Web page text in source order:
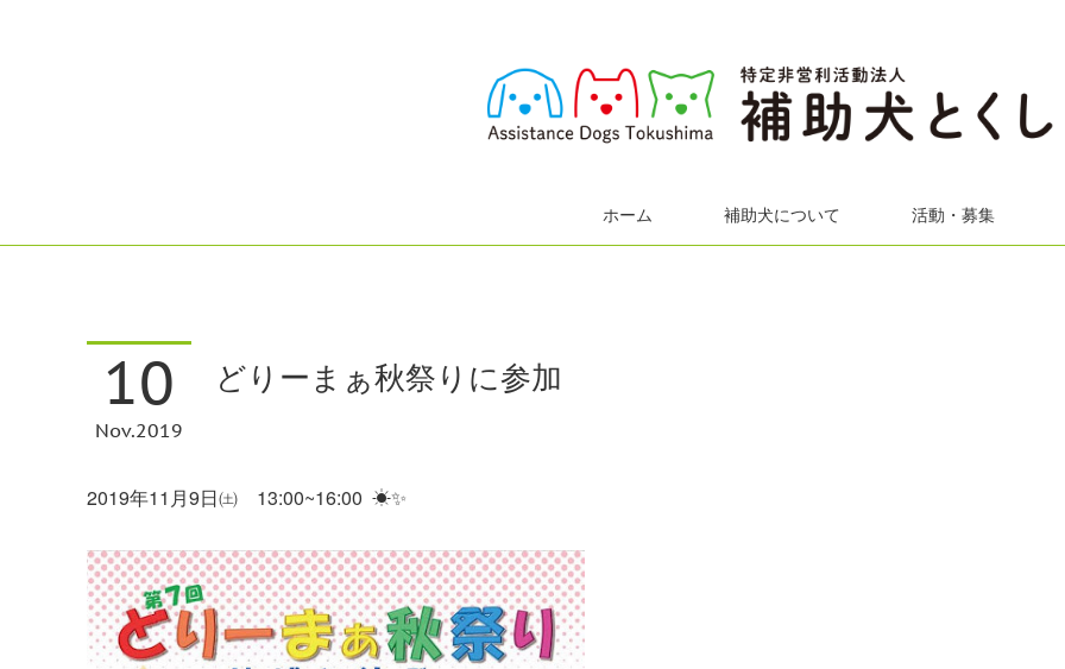
ホーム 補助犬について 活動・募集
10
Nov 2019
どりーまぁ秋祭りに参加
2019年11月9日㈯ 13:00~16:00 ☀✨